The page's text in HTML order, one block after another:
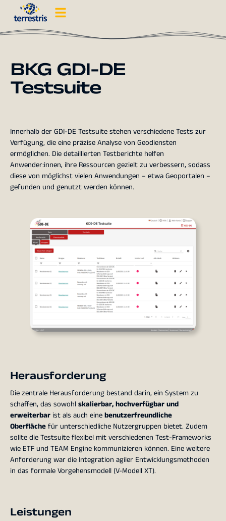
BKG GDI-DE
Testsuite
Innerhalb der GDI-DE Testsuite stehen verschiedene Tests zur
Verfügung, die eine präzise Analyse von Geodiensten
ermöglichen. Die detaillierten Testberichte helfen
Anwender:innen, ihre Ressourcen gezielt zu verbessern, sodass
diese von möglichst vielen Anwendungen – etwa Geoportalen –
gefunden und genutzt werden können.
Herausforderung
Die zentrale Herausforderung bestand darin, ein System zu
schaffen, das sowohlskalierbar, hochverfügbar und
erweiterbar ist als auch einebenutzerfreundliche
Oberflächefür unterschiedliche Nutzergruppen bietet. Zudem
sollte die Testsuite flexibel mit verschiedenen Test-Frameworks
wie ETF und TEAM Engine kommunizieren können. Eine weitere
Anforderung war die Integration agiler Entwicklungsmethoden
in das formale Vorgehensmodell (V-Modell XT).
Leistungen